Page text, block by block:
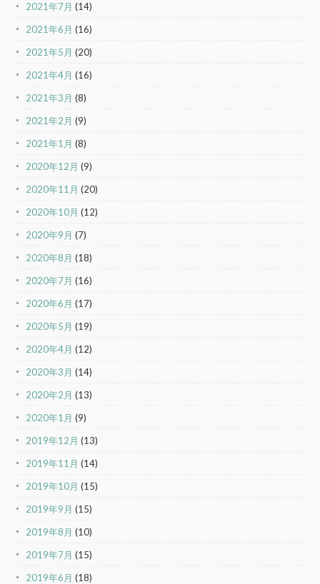
2021年7月 (14)
2021年6月 (16)
2021年5月 (20)
2021年4月 (16)
2021年3月 (8)
2021年2月 (9)
2021年1月 (8)
2020年12月 (9)
2020年11月 (20)
2020年10月 (12)
2020年9月 (7)
2020年8月 (18)
2020年7月 (16)
2020年6月 (17)
2020年5月 (19)
2020年4月 (12)
2020年3月 (14)
2020年2月 (13)
2020年1月 (9)
2019年12月 (13)
2019年11月 (14)
2019年10月 (15)
2019年9月 (15)
2019年8月 (10)
2019年7月 (15)
2019年6月 (18)